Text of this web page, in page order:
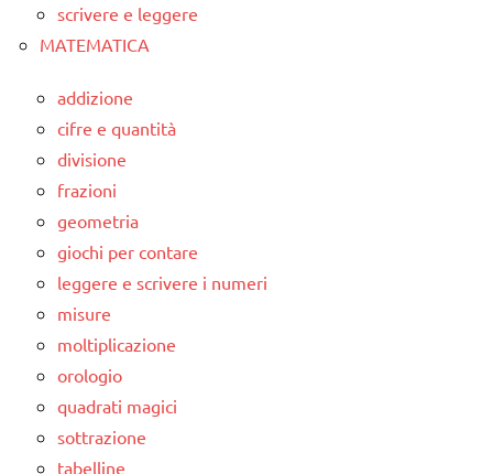
scrivere e leggere
MATEMATICA
addizione
cifre e quantità
divisione
frazioni
geometria
giochi per contare
leggere e scrivere i numeri
misure
moltiplicazione
orologio
quadrati magici
sottrazione
tabelline